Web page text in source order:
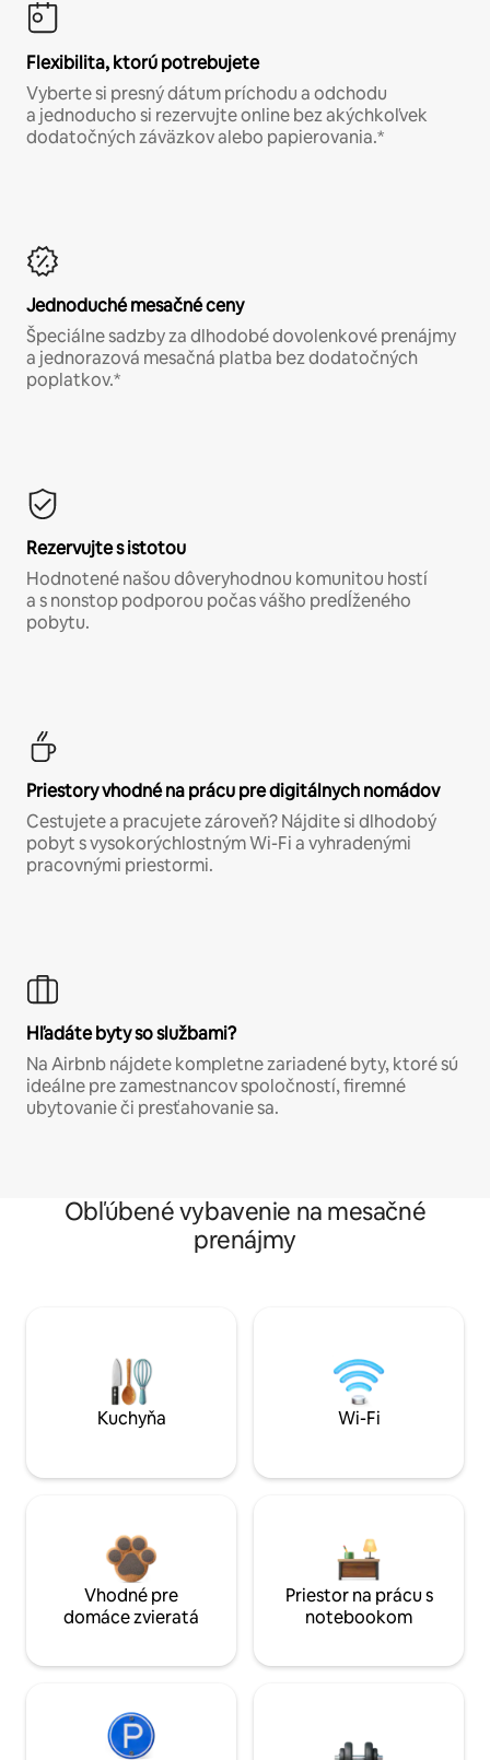
Flexibilita, ktorú potrebujete
Vyberte si presný dátum príchodu a odchodu
a jednoducho si rezervujte online bez akýchkoľvek
dodatočných záväzkov alebo papierovania.*
Jednoduché mesačné ceny
Špeciálne sadzby za dlhodobé dovolenkové prenájmy
a jednorazová mesačná platba bez dodatočných
poplatkov.*
Rezervujte s istotou
Hodnotené našou dôveryhodnou komunitou hostí
a s nonstop podporou počas vášho predĺženého
pobytu.
Priestory vhodné na prácu pre digitálnych nomádov
Cestujete a pracujete zároveň? Nájdite si dlhodobý
pobyt s vysokorýchlostným Wi-Fi a vyhradenými
pracovnými priestormi.
Hľadáte byty so službami?
Na Airbnb nájdete kompletne zariadené byty, ktoré sú
ideálne pre zamestnancov spoločností, firemné
ubytovanie či presťahovanie sa.
Obľúbené vybavenie na mesačné
prenájmy
Kuchyňa Wi-Fi
Vhodné pre
domáce zvieratá
Priestor na prácu s
notebookom